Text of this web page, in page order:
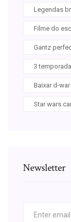
Legendas
Filme do
Gantz
3
Baixar d-
Star wars
Newsletter